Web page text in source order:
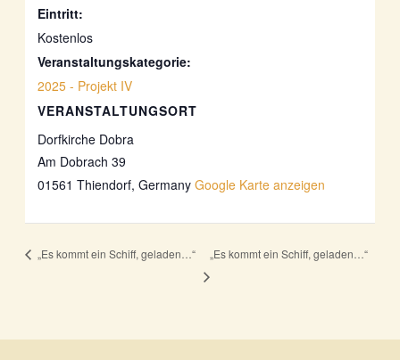
Eintritt:
Kostenlos
Veranstaltungskategorie:
2025 - Projekt IV
VERANSTALTUNGSORT
Dorfkirche Dobra
Am Dobrach 39
01561 Thiendorf, Germany Google Karte anzeigen
„Es kommt ein Schiff, geladen…“ „Es kommt ein Schiff, geladen…“